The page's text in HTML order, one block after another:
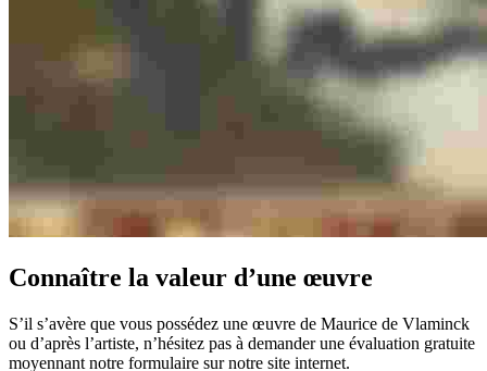
Connaître la valeur d’une œuvre
S’il s’avère que vous possédez une œuvre de Maurice de Vlaminck
ou d’après l’artiste, n’hésitez pas à demander une évaluation gratuite
moyennant notre formulaire sur notre site internet.